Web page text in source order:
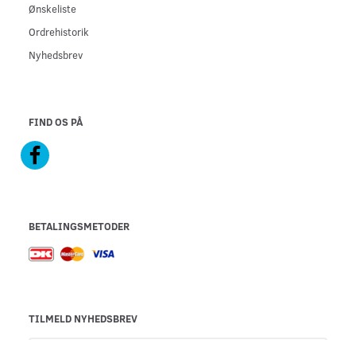
Ønskeliste
Ordrehistorik
Nyhedsbrev
FIND OS PÅ
BETALINGSMETODER
TILMELD NYHEDSBREV